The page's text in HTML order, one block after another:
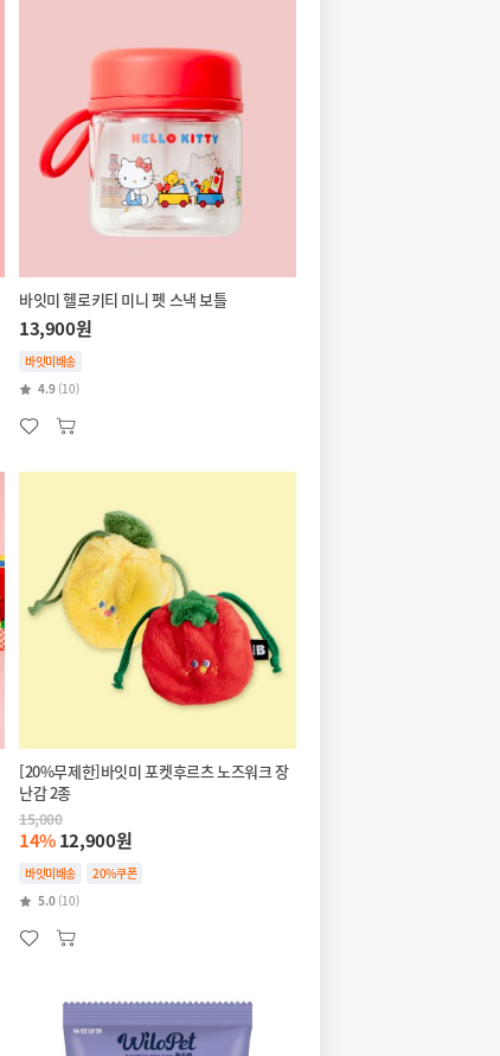
바잇미 헬로키티 미니 펫 스낵 보틀
13,900원
바잇미배송
4.9 (10)
[20%무제한]바잇미 포켓후르츠 노즈워크 장
난감 2종
15,000
14%12,900원
바잇미배송
20%쿠폰
5.0 (10)